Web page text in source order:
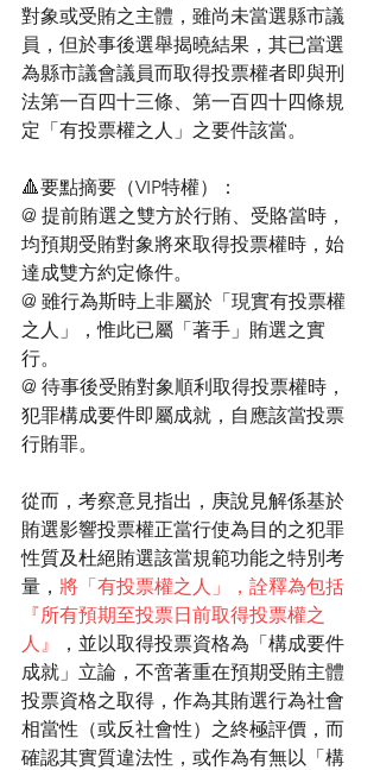
對象或受賄之主體，雖尚未當選縣市議
員，但於事後選舉揭曉結果，其已當選
為縣市議會議員而取得投票權者即與刑
法第一百四十三條、第一百四十四條規
定「有投票權之人」之要件該當。
🔺要點摘要（VIP特權）：
@ 提前賄選之雙方於行賄、受賂當時，
均預期受賄對象將來取得投票權時，始
達成雙方約定條件。
@ 雖行為斯時上非屬於「現實有投票權
之人」，惟此已屬「著手」賄選之實
行。
@ 待事後受賄對象順利取得投票權時，
犯罪構成要件即屬成就，自應該當投票
行賄罪。
從而，考察意見指出，庚說見解係基於
賄選影響投票權正當行使為目的之犯罪
性質及杜絕賄選該當規範功能之特別考
量， 將「有投票權之人」，詮釋為包括
『所有預期至投票日前取得投票權之
人』
，並以取得投票資格為「構成要件
成就」立論，不啻著重在預期受賄主體
投票資格之取得，作為其賄選行為社會
相當性（或反社會性）之終極評價，而
確認其實質違法性，或作為有無以「構